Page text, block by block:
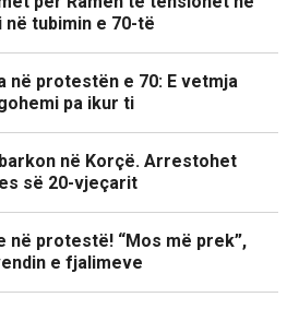
tubimin e 70-të
në protestën e 70: E vetmja
pa ikur ti
në Korçë. Arrestohet
së 20-vjeçarit
në protestë! “Mos më prek”,
e fjalimeve